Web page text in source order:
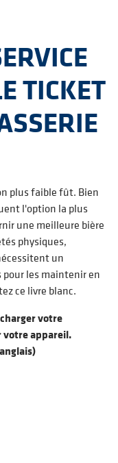
TICKET
plus faible fût. Bien
l'option la plus
une meilleure bière
physiques,
un
les maintenir en
ce livre blanc.
votre
votre appareil.